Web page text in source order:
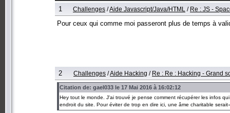
1 Challenges /Aide Javascript/Java/HTML / Re : JS -
Pour ceux qui comme moi passeront plus de temps à
2 Challenges /Aide Hacking / Re : Re : Hacking - Grand
Citation de: gael033 le 17 Mai 2016 à 16:02:12
Hey tout le monde. J'ai trouvé je pense comment récupérer les infos
endroit du site. Pour éviter de trop en dire ici, une âme charitable